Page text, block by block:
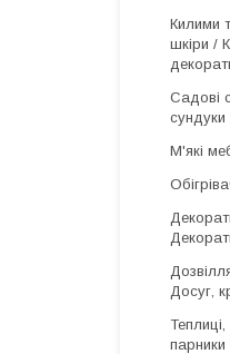
Килими
шкіри /
Садові
сундуки
М'які
Досуг,
парники